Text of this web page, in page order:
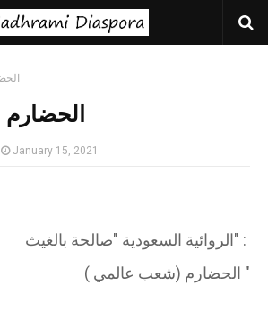
January 15, 2021
الروائية السعودية "صالحة بالغيث" :
الحضارم (شعب عالمي ) "